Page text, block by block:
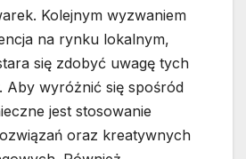
Kolejnym wyzwaniem
na rynku lokalnym,
się zdobyć uwagę tych
Aby wyróżnić się spośród
jest stosowanie
oraz kreatywnych